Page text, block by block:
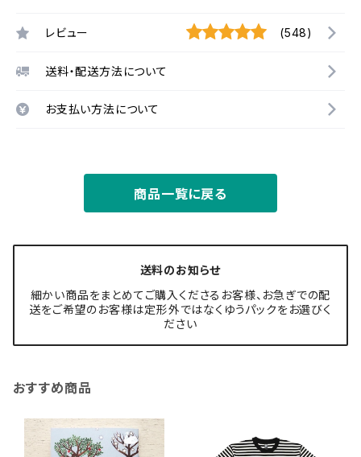
レビュー (548)
送料・配送方法について
お支払い方法について
商品一覧に戻る
送料のお知らせ
細かい商品をまとめてご購入くださるお客様、お急ぎでの配
送をご希望のお客様は定形外ではなくゆうパックをお選びく
ださい
おすすめ商品